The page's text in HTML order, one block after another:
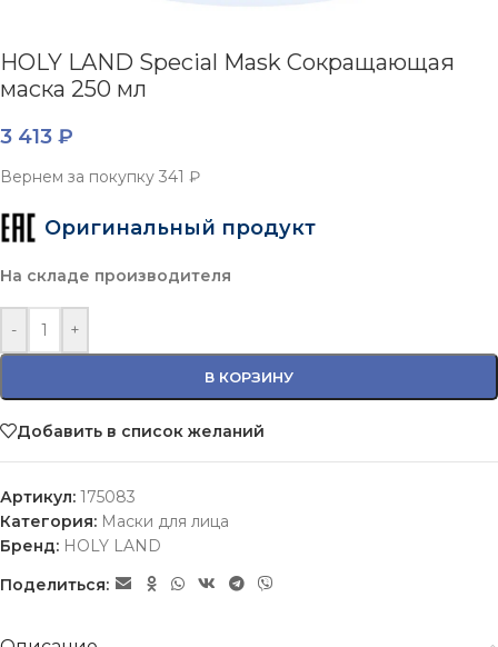
HOLY LAND Special Mask Сокращающая
маска 250 мл
3 413 ₽
Вернем за покупку 341 ₽
Оригинальный продукт
На складе производителя
- +
В КОРЗИНУ
Добавить в список желаний
Артикул: 175083
Категория: Маски для лица
Бренд: HOLY LAND
Поделиться: